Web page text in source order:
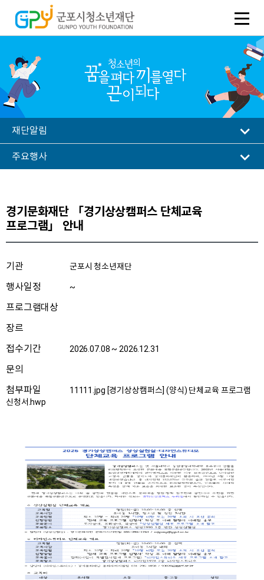
재단알림
주요행사
경기문화재단 「경기상상캠퍼스 단체교육
프로그램」 안내
기관 군포시 청소년재단
행사일정 ~
프로그램대상
장르
접수기간
2026.07.08 ~ 2026.12.31
문의
첨부파일
11111.jpg [경기상상캠퍼스] (양식) 단체교육 프로그램
신청서.hwp